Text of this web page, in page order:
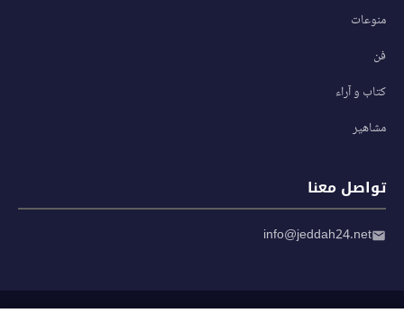
منوعات
فن
كتاب و آراء
مشاهير
تواصل معنا
info@jeddah24.net